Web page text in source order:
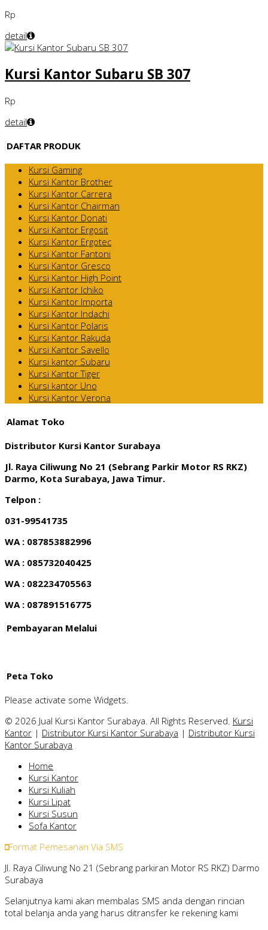
Rp
detail
Kursi Kantor Subaru SB 307
Rp
detail
DAFTAR PRODUK
Kursi Gaming
Kursi Kantor Brother
Kursi Kantor Carrera
Kursi Kantor Chairman
Kursi Kantor Donati
Kursi Kantor Ergosit
Kursi Kantor Ergotec
Kursi Kantor Fantoni
Kursi Kantor Gresco
Kursi Kantor High Point
Kursi Kantor Ichiko
Kursi Kantor Importa
Kursi Kantor Indachi
Kursi Kantor Polaris
Kursi Kantor Rakuda
Kursi Kantor Savello
Kursi kantor Subaru
Kursi Kantor Tiger
Kursi kantor Uno
Kursi Kantor Verona
Alamat Toko
Distributor Kursi Kantor Surabaya
Jl. Raya Ciliwung No 21 (Sebrang Parkir Motor RS RKZ)
Darmo, Kota Surabaya, Jawa Timur.
Telpon :
031-99541735
WA : 087853882996
WA : 085732040425
WA : 082234705563
WA : 087891516775
Pembayaran Melalui
Peta Toko
Please activate some Widgets.
© 2026 Jual Kursi Kantor Surabaya. All Rights Reserved. Kursi
Kantor | Distributor Kursi Kantor Surabaya | Distributor Kursi
Kantor Surabaya
Home
Kursi Kantor
Kursi Kuliah
Kursi Lipat
Kursi Susun
Sofa Kantor
Format Pemesanan Via SMS
Jl. Raya Ciliwung No 21 (Sebrang parkiran Motor RS RKZ) Darmo
Surabaya
Selanjutnya kami akan membalas SMS anda dengan rincian
total belanja anda yang harus ditransfer ke rekening kami